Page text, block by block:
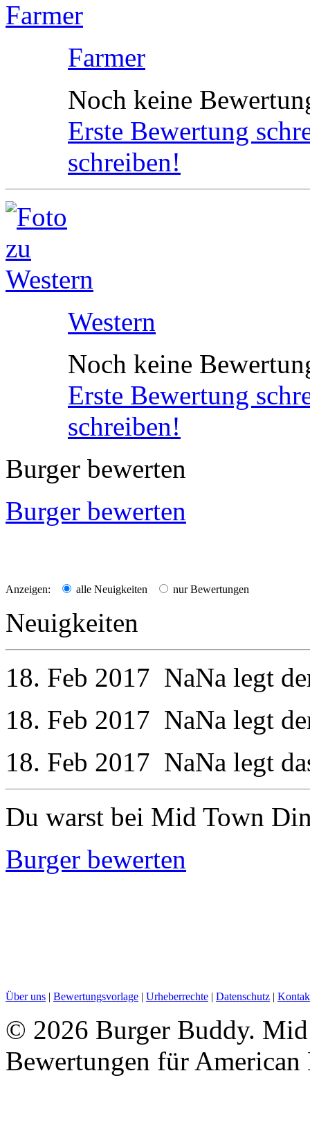
Farmer
Noch keine
Erste Bewertung
schreiben!
Western
Noch keine
Erste Bewertung
schreiben!
Burger bewerten
Burger bewerten
Anzeigen: alle Neuigkeiten nur Bewertungen
Neuigkeiten
18. Feb 2017 NaNa legt
18. Feb 2017 NaNa legt
18. Feb 2017 NaNa legt
Du warst bei Mid Town
Burger bewerten
Über uns | Bewertungsvorlage | Urheberrechte | Datenschutz |
© 2026 Burger Buddy.
Bewertungen für